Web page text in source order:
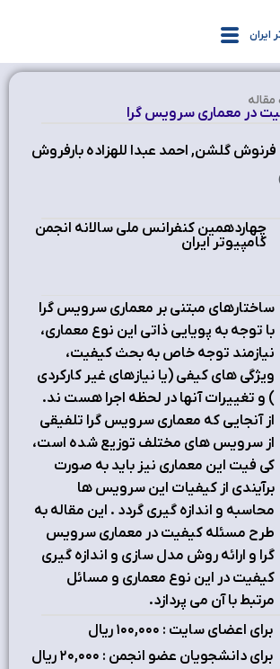
ایران
در معماري سرویس گرا
فرنوش گلشن, احمد عبدا للهزاده بارفروش
چهاردهمین کنفرانس ملی سالانه انجمن
کامپیوتر ایران
ساختارهاي مبتنی بر معماري سرویس گرا
با توجه به پویایی ذاتی این نوع معماري،
نیازمند توجه خاص به بحث کیفیت،
ویژگی هاي کیفی (یا نیازهاي غیر کارکردي
) و تغییرات آنها در لحظه اجرا هست ند.
از آنجایی که معماري سرویس گرا تلفیقی
از سرویس هاي مختلف توزیع شده است،
کی فیت این معماري نیز باید به صورت
برآیندي از کیفیات این سرویس ها
محاسبه و اندازه گیري گردد . این مقاله به
طرح مسئله کیفیت در معماري سرویس
گرا و ارائه روش مدل سازي و اندازه گیري
کیفیت در این نوع معماري و مسائل
مرتبط با آن می پردازد.
برای اعضای سایت : ۱٠٠,٠٠٠ ریال
برای دانشجویان عضو انجمن : ۲٠,٠٠٠ ریال